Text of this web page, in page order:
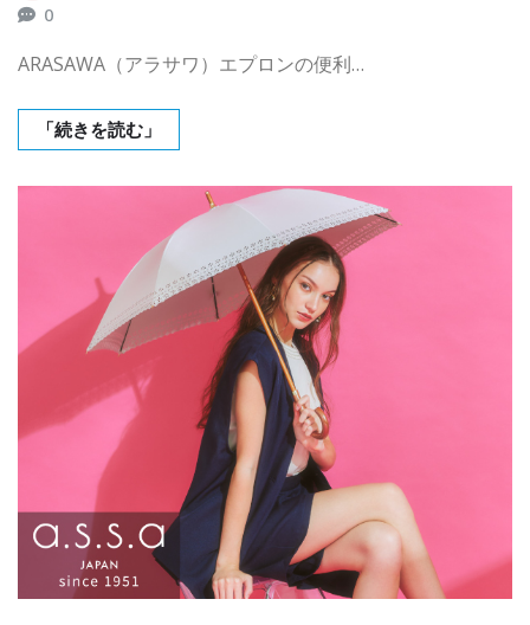
0
ARASAWA（アラサワ）エプロンの便利…
「続きを読む」